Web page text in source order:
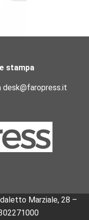
stampa
desk@faropress.it
Marziale, 28 –